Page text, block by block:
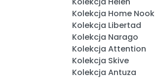
Kolekcja Home Nook
Kolekcja Libertad
Kolekcja Narago
Kolekcja Attention
Kolekcja Skive
Kolekcja Antuza